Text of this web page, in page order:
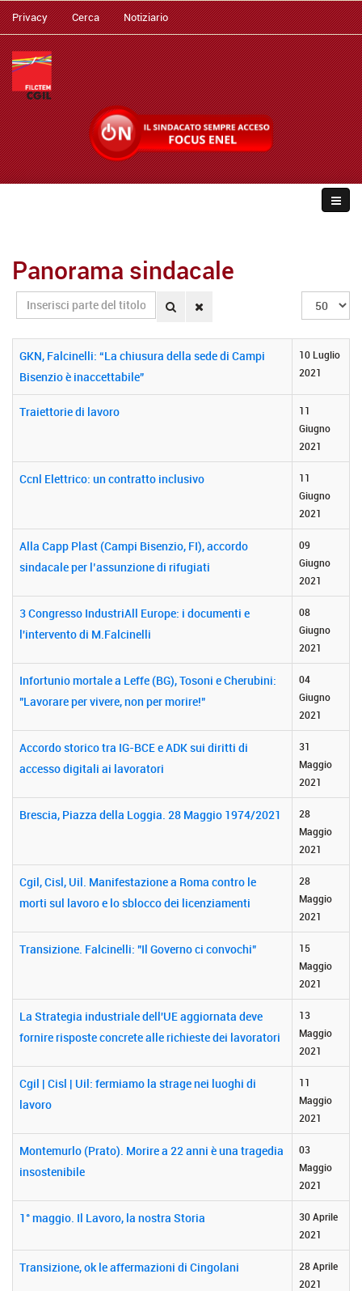
Privacy Cerca Notiziario
Panorama sindacale
Inserisci
parte
del
titolo
Visualizza
n.
GKN, Falcinelli: “La chiusura della sede di Campi
Bisenzio è inaccettabile”
10 Luglio
2021
Traiettorie di lavoro
11
Giugno
2021
Ccnl Elettrico: un contratto inclusivo
11
Giugno
2021
Alla Capp Plast (Campi Bisenzio, FI), accordo
sindacale per l’assunzione di rifugiati
09
Giugno
2021
3 Congresso IndustriAll Europe: i documenti e
l'intervento di M.Falcinelli
08
Giugno
2021
Infortunio mortale a Leffe (BG), Tosoni e Cherubini:
"Lavorare per vivere, non per morire!"
04
Giugno
2021
Accordo storico tra IG-BCE e ADK sui diritti di
accesso digitali ai lavoratori
31
Maggio
2021
Brescia, Piazza della Loggia. 28 Maggio 1974/2021
28
Maggio
2021
Cgil, Cisl, Uil. Manifestazione a Roma contro le
morti sul lavoro e lo sblocco dei licenziamenti
28
Maggio
2021
Transizione. Falcinelli: "Il Governo ci convochi"
15
Maggio
2021
La Strategia industriale dell'UE aggiornata deve
fornire risposte concrete alle richieste dei lavoratori
13
Maggio
2021
Cgil | Cisl | Uil: fermiamo la strage nei luoghi di
lavoro
11
Maggio
2021
Montemurlo (Prato). Morire a 22 anni è una tragedia
insostenibile
03
Maggio
2021
1° maggio. Il Lavoro, la nostra Storia
30 Aprile
2021
Transizione, ok le affermazioni di Cingolani
28 Aprile
2021